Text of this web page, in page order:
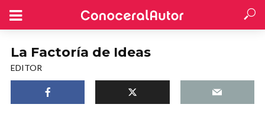
La Factoría de Ideas
EDITOR